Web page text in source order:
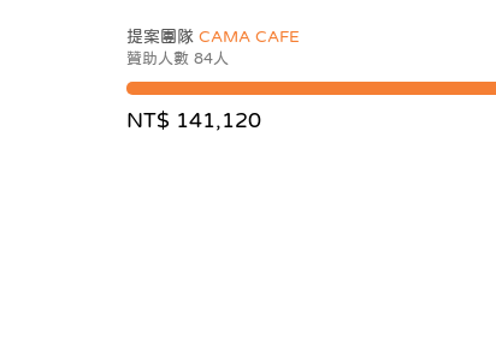
提案團隊 CAMA CAFE
贊助人數 84人
NT$ 141,120